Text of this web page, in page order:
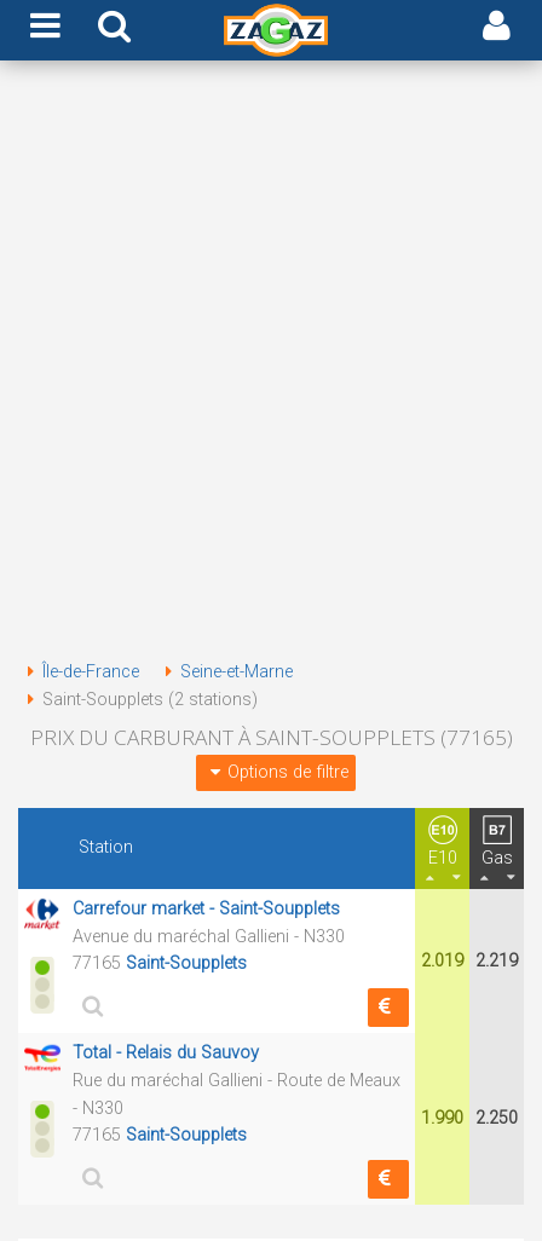
Île-de-France
Seine-et-Marne
Saint-Soupplets (2 stations)
PRIX DU CARBURANT À SAINT-SOUPPLETS (77165)
Options de filtre
Station
E10 Gas
Carrefour market - Saint-Soupplets
Avenue du maréchal Gallieni - N330
77165 Saint-Soupplets 2.019 2.219
Total - Relais du Sauvoy
Rue du maréchal Gallieni - Route de Meaux
- N330
77165 Saint-Soupplets
1.990 2.250